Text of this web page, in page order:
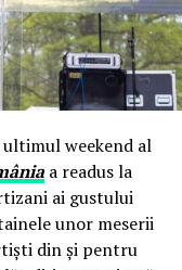
sub 4 mm,
iarnă
există și alți
să schimbi
rezolvă
un container
și se redislocă
din gama UZINEX
pentru
weekend al
a readus la
ai gustului
unor meserii
din și pentru